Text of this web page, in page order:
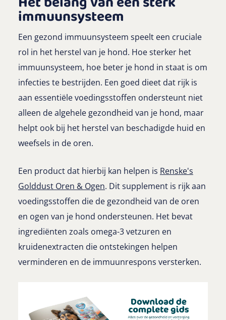
immuunsysteem
Een gezond immuunsysteem speelt een cruciale
rol in het herstel van je hond. Hoe sterker het
immuunsysteem, hoe beter je hond in staat is om
infecties te bestrijden. Een goed dieet dat rijk is
aan essentiële voedingsstoffen ondersteunt niet
alleen de algehele gezondheid van je hond, maar
helpt ook bij het herstel van beschadigde huid en
weefsels in de oren.
Een product dat hierbij kan helpen is Renske's
Golddust Oren & Ogen. Dit supplement is rijk aan
voedingsstoffen die de gezondheid van de oren
en ogen van je hond ondersteunen. Het bevat
ingrediënten zoals omega-3 vetzuren en
kruidenextracten die ontstekingen helpen
verminderen en de immuunrespons versterken.